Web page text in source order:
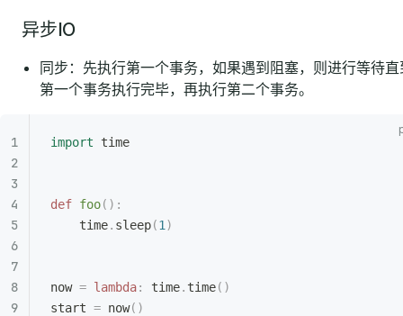
异步IO
同步：先执行第一个事务，如果遇到阻塞，则进行等待直
第一个事务执行完毕，再执行第二个事务。
import time
def foo():
    time
. sleep(1 )
now = lambda: time. time()
start = now()